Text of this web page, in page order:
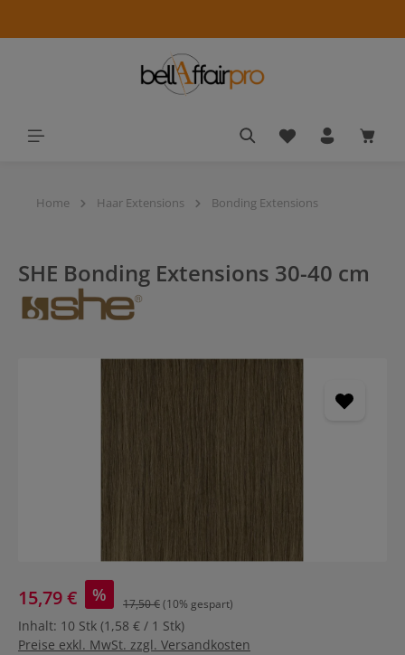
Du hast 0
Home Haar Extensions Bonding Extensions
SHE Bonding Extensions 30-40 cm
15,79 € % 17,50 €(10% gespart)
Inhalt: 10 Stk (1,58 € / 1 Stk)
Preise exkl. MwSt. zzgl. Versandkosten